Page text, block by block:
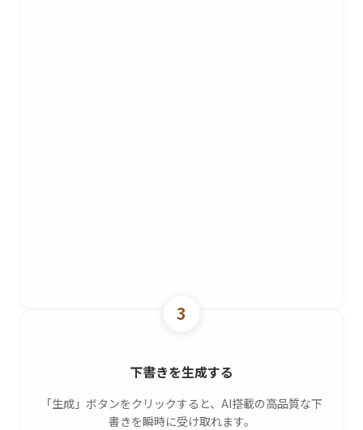
3
下書きを生成する
「生成」ボタンをクリックすると、AI搭載の高品質な下
書きを瞬時に受け取れます。